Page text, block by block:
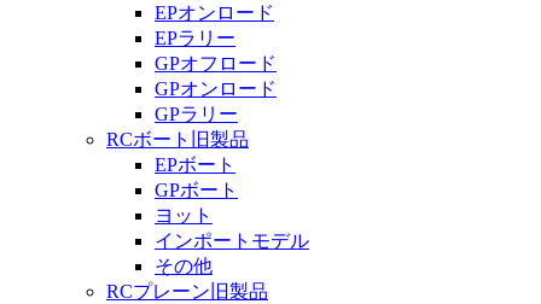
EPオンロード
EPラリー
GPオフロード
GPオンロード
GPラリー
RCボート旧製品
EPボート
GPボート
ヨット
インポートモデル
その他
RCプレーン旧製品